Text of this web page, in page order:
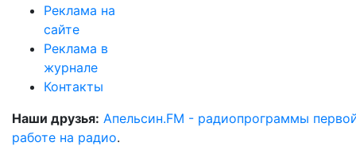
Реклама на
сайте
Реклама в
журнале
Контакты
Наши друзья: Апельсин.FM - радиопрограммы
работе на радио.